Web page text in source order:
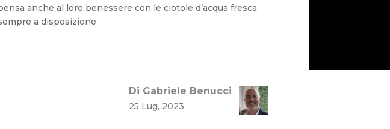
anche al loro benessere con le ciotole d’acqua fresca
a disposizione.
Di Gabriele Benucci
25 Lug, 2023